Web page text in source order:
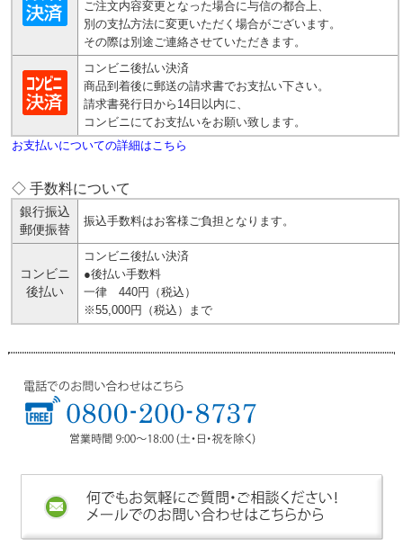
ご注文内容変更となった場合に与信の都合上、
別の支払方法に変更いただく場合がございます。
その際は別途ご連絡させていただきます。
コンビニ後払い決済
商品到着後に郵送の請求書でお支払い下さい。
請求書発行日から14日以内に、
コンビニにてお支払いをお願い致します。
お支払いについての詳細はこちら
◇ 手数料について
銀行振込
郵便振替
振込手数料はお客様ご負担となります。
コンビニ
後払い
コンビニ後払い決済
●後払い手数料
一律 440円（税込）
※55,000円（税込）まで